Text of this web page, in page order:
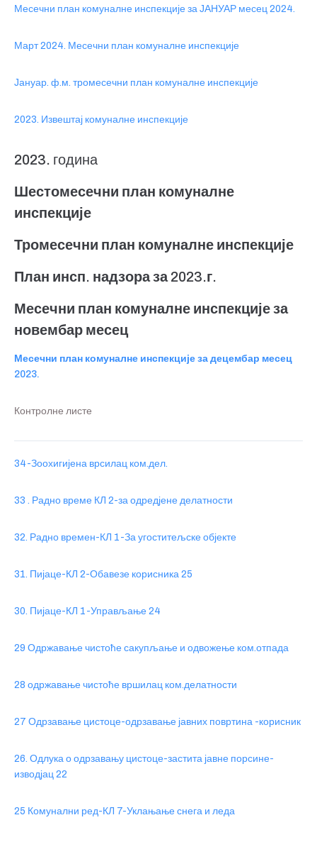
Месечни план комуналне инспекције за ЈАНУАР месец 2024.
Март 2024. Месечни план комуналне инспекције
Јануар. ф.м. тромесечни план комуналне инспекције
2023. Извештај комуналне инспекције
2023. година
Шестомесечни план комуналне
инспекције
Тромесечни план комуналне инспекције
План инсп. надзора за 2023.г.
Месечни план комуналне инспекције за
новембар месец
Месечни план комуналне инспекције за децембар месец
2023.
Контролне листе
34-Зоохигијена врсилац ком.дел.
33 . Радно време КЛ 2-за одредјене делатности
32. Радно времен-КЛ 1-За угоститељске објекте
31. Пијаце-КЛ 2-Обавезе корисника 25
30. Пијаце-КЛ 1-Управљање 24
29 Одржавање чистоће сакупљање и одвожење ком.отпада
28 одржавање чистоће вршилац ком.делатности
27 Одрзавање цистоце-одрзавање јавних повртина -корисник
26. Одлука о одрзавању цистоце-застита јавне порсине-
изводјац 22
25 Комунални ред-КЛ 7-Уклањање снега и леда